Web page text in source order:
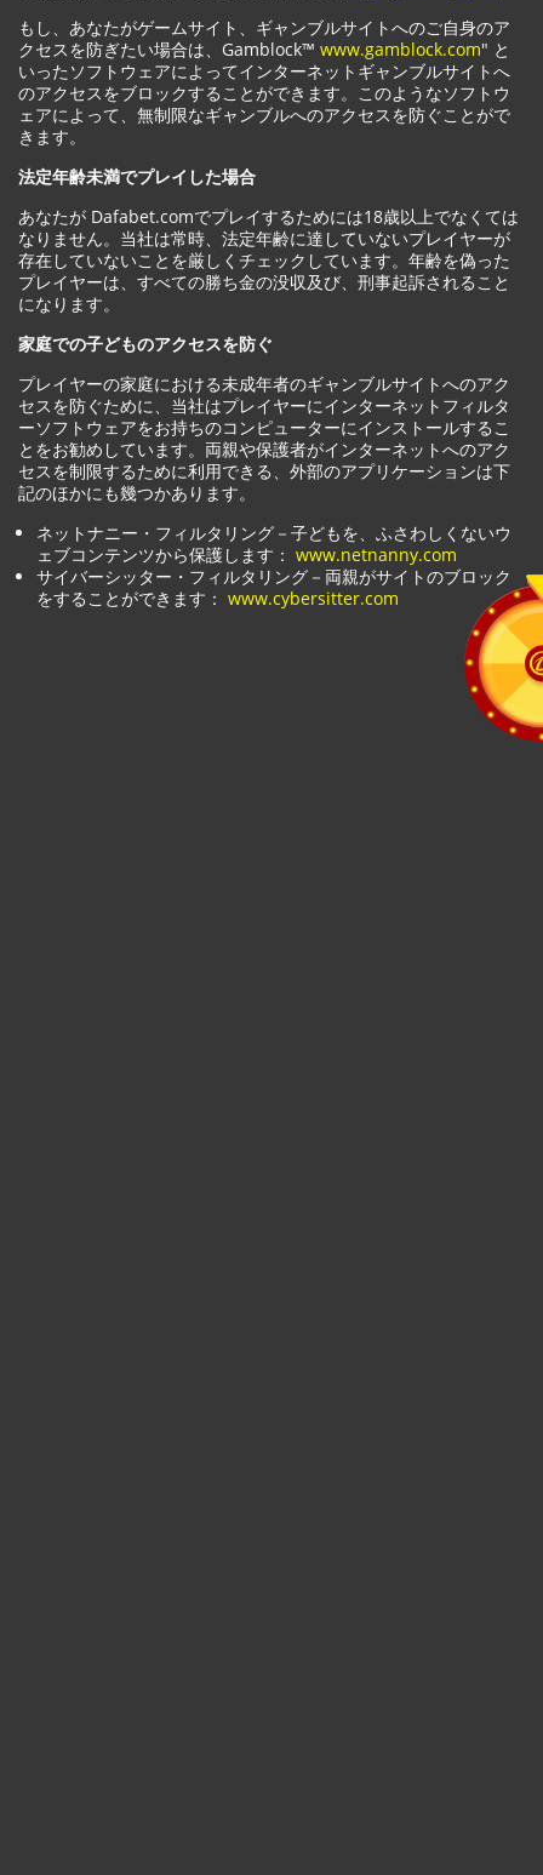
もし、あなたがゲームサイト、ギャンブルサイトへのご自身のア
クセスを防ぎたい場合は、Gamblock™ www.gamblock.com" と
いったソフトウェアによってインターネットギャンブルサイトへ
のアクセスをブロックすることができます。このようなソフトウ
ェアによって、無制限なギャンブルへのアクセスを防ぐことがで
きます。
法定年齢未満でプレイした場合
あなたが Dafabet.comでプレイするためには18歳以上でなくては
なりません。当社は常時、法定年齢に達していないプレイヤーが
存在していないことを厳しくチェックしています。年齢を偽った
プレイヤーは、すべての勝ち金の没収及び、刑事起訴されること
になります。
家庭での子どものアクセスを防ぐ
プレイヤーの家庭における未成年者のギャンブルサイトへのアク
セスを防ぐために、当社はプレイヤーにインターネットフィルタ
ーソフトウェアをお持ちのコンピューターにインストールするこ
とをお勧めしています。両親や保護者がインターネットへのアク
セスを制限するために利用できる、外部のアプリケーションは下
記のほかにも幾つかあります。
ネットナニー・フィルタリング－子どもを、ふさわしくないウ
ェブコンテンツから保護します： www.netnanny.com
サイバーシッター・フィルタリング－両親がサイトのブロック
をすることができます： www.cybersitter.com